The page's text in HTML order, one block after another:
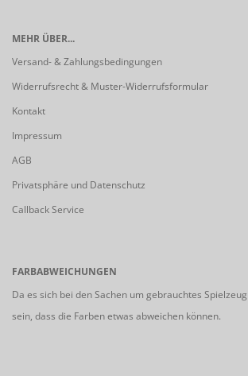
MEHR ÜBER...
Versand- & Zahlungsbedingungen
Widerrufsrecht & Muster-Widerrufsformular
Kontakt
Impressum
AGB
Privatsphäre und Datenschutz
Callback Service
FARBABWEICHUNGEN
Da es sich bei den Sachen um gebrauchtes
sein, dass die Farben etwas abweichen können.